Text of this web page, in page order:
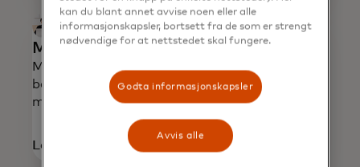
Mastercard Verdipapirhandel
Mastercard Verdipapirhandel muliggjør direkte
belastning av konto ved aksje- og fondskjøp
med engangs- eller rammefullmakt.
Les mer
kan du blant annet avvise noen eller alle
informasjonskapsler, bortsett fra de som er strengt
nødvendige for at nettstedet skal fungere.
Godta informasjonskapsler
Avvis alle